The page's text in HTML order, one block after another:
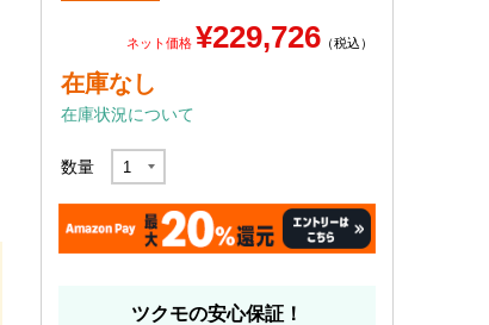
ネット価格 ¥229,726 （税込）
在庫なし
在庫状況について
数量
ツクモの安心保証！